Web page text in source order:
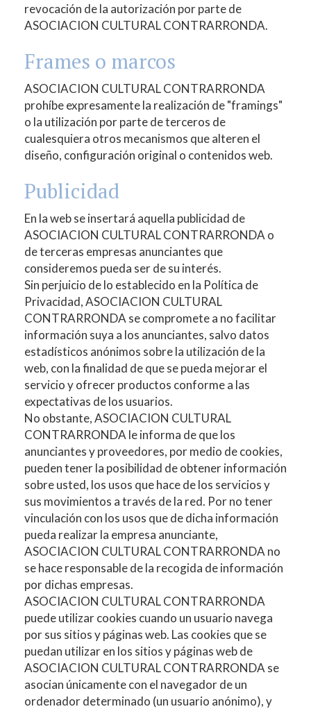
revocación de la autorización por parte de
ASOCIACION CULTURAL CONTRARRONDA.
Frames o marcos
ASOCIACION CULTURAL CONTRARRONDA
prohíbe expresamente la realización de "framings"
o la utilización por parte de terceros de
cualesquiera otros mecanismos que alteren el
diseño, configuración original o contenidos web.
Publicidad
En la web se insertará aquella publicidad de
ASOCIACION CULTURAL CONTRARRONDA o
de terceras empresas anunciantes que
consideremos pueda ser de su interés.
Sin perjuicio de lo establecido en la Política de
Privacidad,ASOCIACION CULTURAL
CONTRARRONDA se compromete a no facilitar
información suya a los anunciantes, salvo datos
estadísticos anónimos sobre la utilización de la
web, con la finalidad de que se pueda mejorar el
servicio y ofrecer productos conforme a las
expectativas de los usuarios.
No obstante,ASOCIACION CULTURAL
CONTRARRONDA le informa de que los
anunciantes y proveedores, por medio de cookies,
pueden tener la posibilidad de obtener información
sobre usted, los usos que hace de los servicios y
sus movimientos a través de la red. Por no tener
vinculación con los usos que de dicha información
pueda realizar la empresa anunciante,
ASOCIACION CULTURAL CONTRARRONDA no
se hace responsable de la recogida de información
por dichas empresas.
ASOCIACION CULTURAL CONTRARRONDA
puede utilizar cookies cuando un usuario navega
por sus sitios y páginas web. Las cookies que se
puedan utilizar en los sitios y páginas web de
ASOCIACION CULTURAL CONTRARRONDA se
asocian únicamente con el navegador de un
ordenador determinado (un usuario anónimo), y